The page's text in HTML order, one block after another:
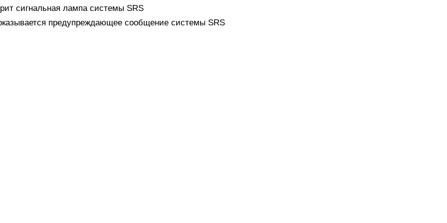
сигнальная лампа системы SRS
предупреждающее сообщение системы SRS